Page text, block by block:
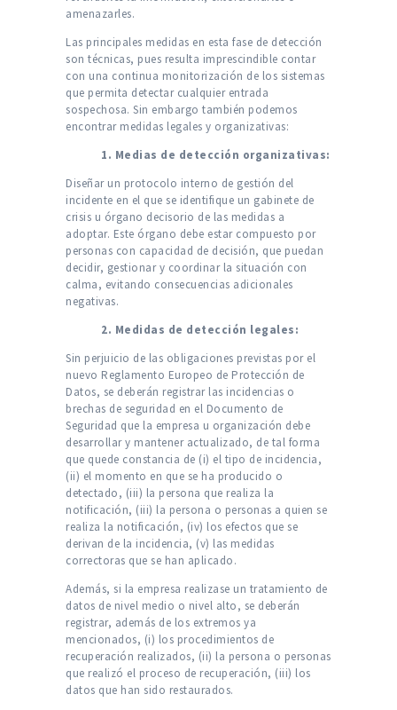
amenazarles.
Las principales medidas en esta fase de detección
son técnicas, pues resulta imprescindible contar
con una continua monitorización de los sistemas
que permita detectar cualquier entrada
sospechosa. Sin embargo también podemos
encontrar medidas legales y organizativas:
1. Medias de detección organizativas:
Diseñar un protocolo interno de gestión del
incidente en el que se identifique un gabinete de
crisis u órgano decisorio de las medidas a
adoptar. Este órgano debe estar compuesto por
personas con capacidad de decisión, que puedan
decidir, gestionar y coordinar la situación con
calma, evitando consecuencias adicionales
negativas.
2. Medidas de detección legales:
Sin perjuicio de las obligaciones previstas por el
nuevo Reglamento Europeo de Protección de
Datos, se deberán registrar las incidencias o
brechas de seguridad en el Documento de
Seguridad que la empresa u organización debe
desarrollar y mantener actualizado, de tal forma
que quede constancia de (i) el tipo de incidencia,
(ii) el momento en que se ha producido o
detectado, (iii) la persona que realiza la
notificación, (iii) la persona o personas a quien se
realiza la notificación, (iv) los efectos que se
derivan de la incidencia, (v) las medidas
correctoras que se han aplicado.
Además, si la empresa realizase un tratamiento de
datos de nivel medio o nivel alto, se deberán
registrar, además de los extremos ya
mencionados, (i) los procedimientos de
recuperación realizados, (ii) la persona o personas
que realizó el proceso de recuperación, (iii) los
datos que han sido restaurados.